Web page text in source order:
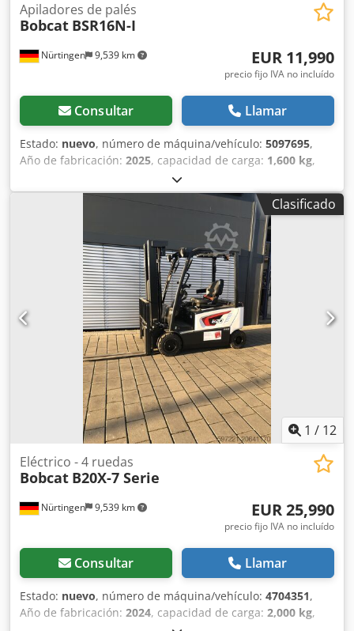
Nürtingen 9,539 km
Apiladores de palés
Bobcat BSR16N-I
EUR 11,990
precio fijo IVA no incluído
Consultar Llamar
Estado: nuevo, número de máquina/vehículo: 5097695,
Año de fabricación: 2025, capacidad de carga: 1,600 kg,
4,620 mm, ascensor libre:
centro de carga:600 mm, tipo de combustible:eléctrico,
, altura de construcción:2,120 mm,
, longitud de la horquilla:
, peso total:1,412 kg, 5097695 Número de serie:
OBWNQ-00000 Crjdpfx Aoytld Tsidsf Especificaciones de la
batería: 25,6 V, 150 Ah.
Clasificado
1 / 12
Nürtingen 9,539 km
Eléctrico - 4 ruedas
Bobcat B20X-7 Serie
EUR 25,990
precio fijo IVA no incluído
Consultar Llamar
Estado: nuevo, número de máquina/vehículo: 4704351,
Año de fabricación: 2024, capacidad de carga: 2,000 kg,